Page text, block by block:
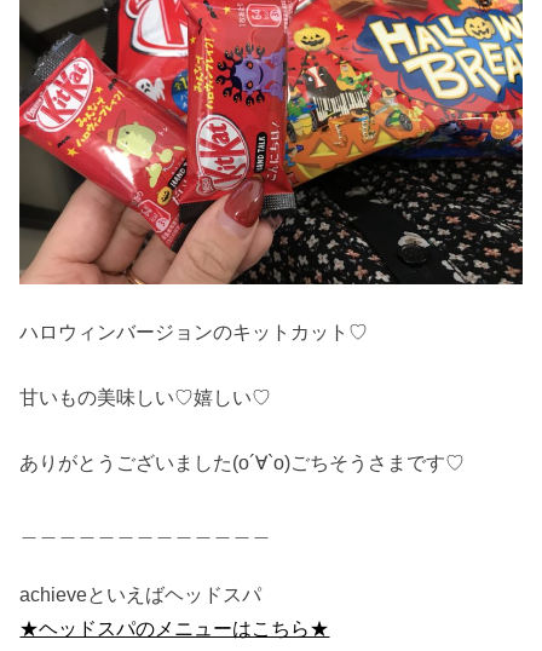
ハロウィンバージョンのキットカット♡
甘いもの美味しい♡嬉しい♡
ありがとうございました(о´∀`о)ごちそうさまです♡
achieveといえばヘッドスパ
★ヘッドスパのメニューはこちら★